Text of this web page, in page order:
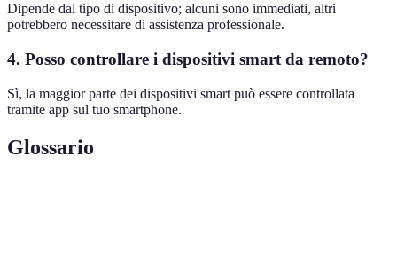
Dipende dal tipo di dispositivo; alcuni sono immediati, altri
potrebbero necessitare di assistenza professionale.
4. Posso controllare i dispositivi smart da remoto?
Sì, la maggior parte dei dispositivi smart può essere controllata
tramite app sul tuo smartphone.
Glossario